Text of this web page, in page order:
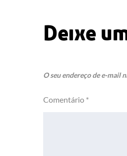
Post
Deixe
O seu endereço de e-mail
Comentário *